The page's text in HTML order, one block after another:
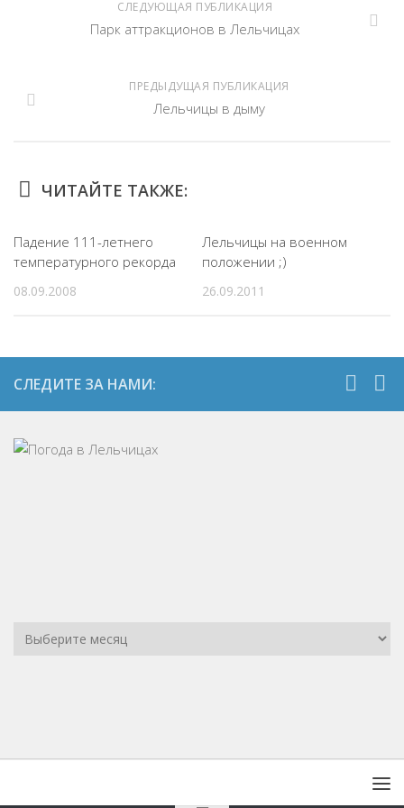
СЛЕДУЮЩАЯ ПУБЛИКАЦИЯ
Парк аттракционов в Лельчицах
ПРЕДЫДУЩАЯ ПУБЛИКАЦИЯ
Лельчицы в дыму
ЧИТАЙТЕ ТАКЖЕ:
Падение 111-летнего
температурного рекорда
08.09.2008
Лельчицы на военном
положении ;)
26.09.2011
СЛЕДИТЕ ЗА НАМИ: